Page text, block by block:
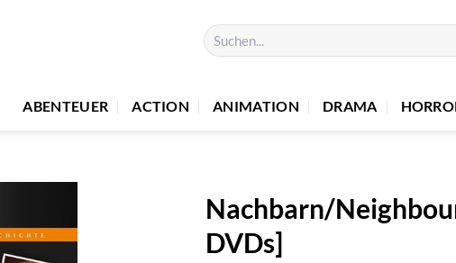
Suchen
nach:
ABENTEUER ACTION ANIMATION DRAMA
Nachbarn/
DVDs]